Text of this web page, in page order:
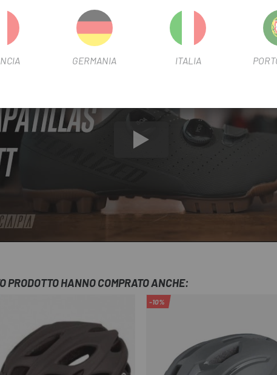
VIDEO DEI PRODOTTI
PRODOTTO HANNO COMPRATO ANCHE:
-10%
GERMANIA ITALIA